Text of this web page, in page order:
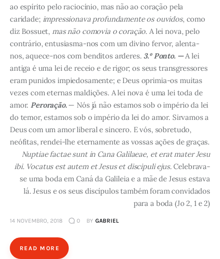
ao espírito pelo raciocínio, mas não ao coração pela
caridade; impressionava profundamente os ouvidos, como
diz Bossuet, mas não comovia o coração. A lei nova, pelo
contrário, entusiasma-nos com um divino fervor, alenta-
nos, aquece-nos com benditos arderes. 3.º Ponto. — A lei
antiga é uma lei de receio e de rigor; os seus transgressores
eram punidos impiedosamente; e Deus oprimia-os muitas
vezes com eternas maldições. A lei nova é uma lei toda de
amor. Peroração.— Nós já não estamos sob o império da lei
do temor, estamos sob o império da lei do amor. Sirvamos a
Deus com um amor liberal e sincero. E vós, sobretudo,
neófitas, rendei-lhe eternamente as vossas ações de graças.
Nuptiae factae sunt in Cana Galilaeae, et erat mater Jesu
ibi. Vocatus est autem et Jesus et discipuli ejus. Celebrava-
se uma boda em Caná da Galileia e a mãe de Jesus estava
lá. Jesus e os seus discípulos também foram convidados
para a boda (Jo 2, 1 e 2)
14 NOVEMBRO, 2018 0 BY GABRIEL
READ MORE